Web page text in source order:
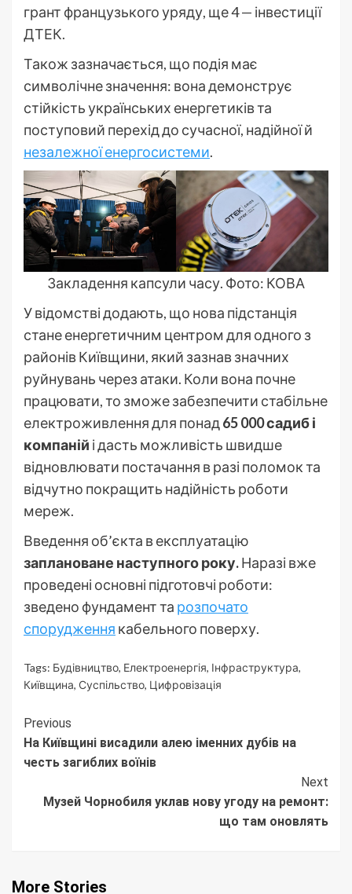
грант французького уряду, ще 4 — інвестиції
ДТЕК.
Також зазначається, що подія має
символічне значення: вона демонструє
стійкість українських енергетиків та
поступовий перехід до сучасної, надійної й
незалежної енергосистеми.
Закладення капсули часу. Фото: КОВА
У відомстві додають, що нова підстанція
стане енергетичним центром для одного з
районів Київщини, який зазнав значних
руйнувань через атаки. Коли вона почне
працювати, то зможе забезпечити стабільне
електроживлення для понад65 000 садиб і
компаній і дасть можливість швидше
відновлювати постачання в разі поломок та
відчутно покращить надійність роботи
мереж.
Введення об’єкта в експлуатацію
заплановане наступного року.Наразі вже
проведені основні підготовчі роботи:
зведено фундамент та розпочато
спорудження кабельного поверху.
Tags: Будівництво, Електроенергія, Інфраструктура,
Київщина, Суспільство, Цифровізація
Continue
Reading
Previous
На Київщині висадили алею іменних дубів на
честь загиблих воїнів
Next
Музей Чорнобиля уклав нову угоду на ремонт:
що там оновлять
More Stories